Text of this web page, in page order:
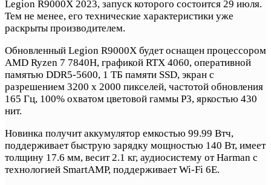
Legion R9000X 2023, запуск которого состоится 29 июля.
Тем не менее, его технические характеристики уже
раскрыты производителем.
Обновленный Legion R9000X будет оснащен процессором
AMD Ryzen 7 7840H, графикой RTX 4060, оперативной
памятью DDR5-5600, 1 ТБ памяти SSD, экран с
разрешением 3200 x 2000 пикселей, частотой обновления
165 Гц, 100% охватом цветовой гаммы P3, яркостью 430
нит.
Новинка получит аккумулятор емкостью 99.99 Втч,
поддерживает быструю зарядку мощностью 140 Вт, имеет
толщину 17.6 мм, весит 2.1 кг, аудиосистему от Harman с
технологией SmartAMP, поддерживает Wi-Fi 6E.